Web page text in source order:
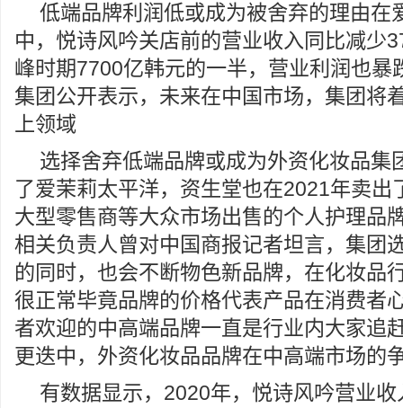
低端品牌利润低或成为被舍弃的理由在
中，悦诗风吟关店前的营业收入同比减少
峰时期7700亿韩元的一半，营业利润也暴
集团公开表示，未来在中国市场，集团将
上领域
选择舍弃低端品牌或成为外资化妆品集
了爱茉莉太平洋，资生堂也在2021年卖出
大型零售商等大众市场出售的个人护理品
相关负责人曾对中国商报记者坦言，集团
的同时，也会不断物色新品牌，在化妆品
很正常毕竟品牌的价格代表产品在消费者
者欢迎的中高端品牌一直是行业内大家追
更迭中，外资化妆品品牌在中高端市场的
有数据显示，2020年，悦诗风吟营业